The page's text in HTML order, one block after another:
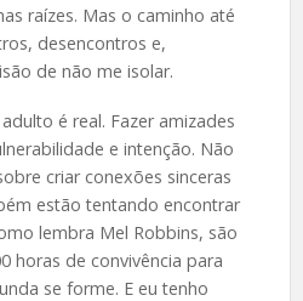
raízes. Mas o caminho até
desencontros e,
de não me isolar.
é real. Fazer amizades
e intenção. Não
criar conexões sinceras
estão tentando encontrar
lembra Mel Robbins, são
horas de convivência para
se forme. E eu tenho